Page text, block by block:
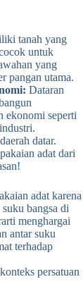
tanah yang
untuk
yang
pangan utama.
Dataran
ekonomi seperti
datar.
adat dari
adat karena
bangsa di
menghargai
antar suku
terhadap
persatuan